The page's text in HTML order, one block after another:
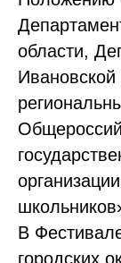
области,
В
городских